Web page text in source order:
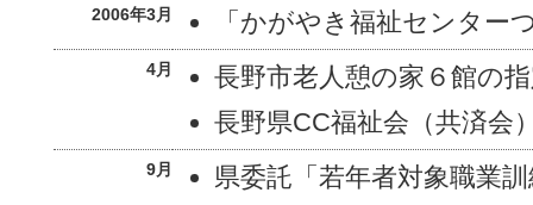
2006年3月 「かがやき福祉センター
4月
長野市老人憩の家６館の
長野県CC福祉会（共済会
9月
県委託「若年者対象職業